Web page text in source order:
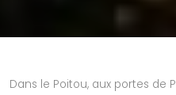
Dans le Poitou, aux portes de